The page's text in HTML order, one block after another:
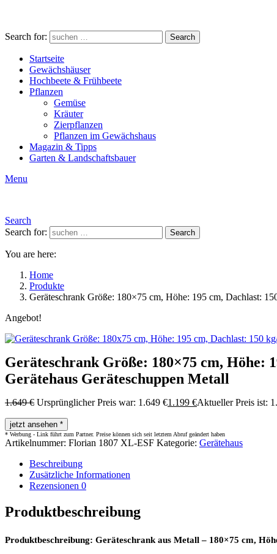
Search for: Search
Startseite
Gewächshäuser
Hochbeete & Frühbeete
Pflanzen
Gemüse
Kräuter
Zierpflanzen
Pflanzen im Gewächshaus
Magazin & Tipps
Garten & Landschaftsbauer
Menu
Search
Search for:
Search
You are here:
Home
Produkte
Geräteschrank Größe: 180×75 cm, Höhe: 195 cm, Dachlast:
Angebot!
Geräteschrank Größe: 180×75 cm, Höhe:
Gerätehaus Geräteschuppen Metall
1.649€ Ursprünglicher Preis war: 1.649 €1.199 €Aktueller Preis ist:
jetzt ansehen *
Artikelnummer: Florian 1807 XL-ESF Kategorie: Gerätehaus
Beschreibung
Zusätzliche Informationen
Rezensionen 0
Produktbeschreibung
Produktbeschreibung: Geräteschrank aus Metall – 180×75 cm,